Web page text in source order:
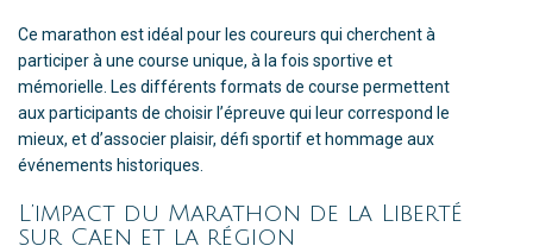
Ce marathon est idéal pour les coureurs qui cherchent à
participer à une course unique, à la fois sportive et
mémorielle. Les différents formats de course permettent
aux participants de choisir l’épreuve qui leur correspond le
mieux, et d’associer plaisir, défi sportif et hommage aux
événements historiques.
L’impact du Marathon de la Liberté
sur Caen et la région